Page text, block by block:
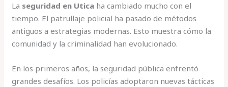
La seguridad en Utica ha cambiado mucho con el
tiempo. El patrullaje policial ha pasado de métodos
antiguos a estrategias modernas. Esto muestra cómo la
comunidad y la criminalidad han evolucionado.
En los primeros años, la seguridad pública enfrentó
grandes desafíos. Los policías adoptaron nuevas tácticas